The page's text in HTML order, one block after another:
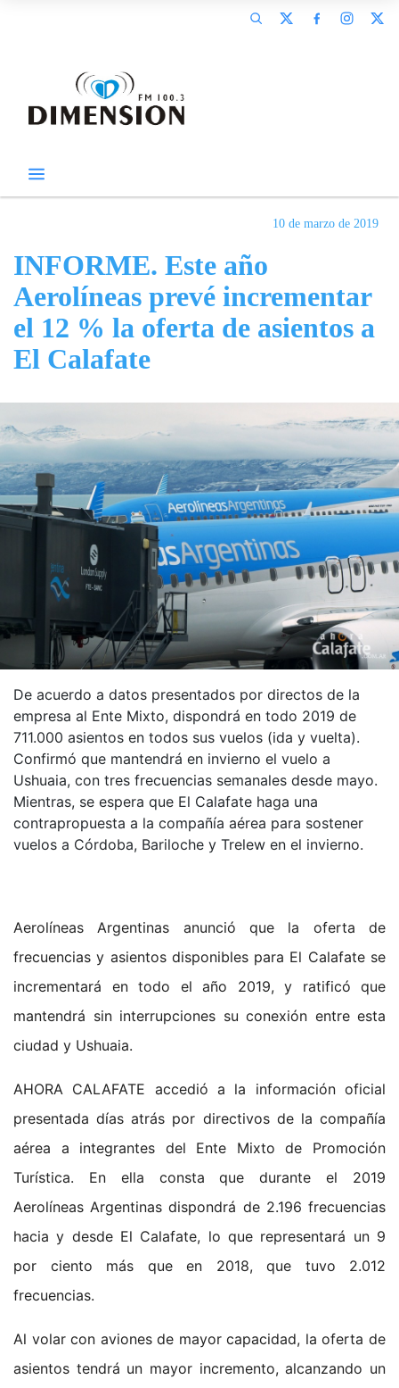
10 de marzo de 2019
INFORME. Este año
Aerolíneas prevé incrementar
el 12 % la oferta de asientos a
El Calafate
De acuerdo a datos presentados por directos de la
empresa al Ente Mixto, dispondrá en todo 2019 de
711.000 asientos en todos sus vuelos (ida y vuelta).
Confirmó que mantendrá en invierno el vuelo a
Ushuaia, con tres frecuencias semanales desde mayo.
Mientras, se espera que El Calafate haga una
contrapropuesta a la compañía aérea para sostener
vuelos a Córdoba, Bariloche y Trelew en el invierno.
Aerolíneas Argentinas anunció que la oferta de
frecuencias y asientos disponibles para El Calafate se
incrementará en todo el año 2019, y ratificó que
mantendrá sin interrupciones su conexión entre esta
ciudad y Ushuaia.
AHORA CALAFATE accedió a la información oficial
presentada días atrás por directivos de la compañía
aérea a integrantes del Ente Mixto de Promoción
Turística. En ella consta que durante el 2019
Aerolíneas Argentinas dispondrá de 2.196 frecuencias
hacia y desde El Calafate, lo que representará un 9
por ciento más que en 2018, que tuvo 2.012
frecuencias.
Al volar con aviones de mayor capacidad, la oferta de
asientos tendrá un mayor incremento, alcanzando un